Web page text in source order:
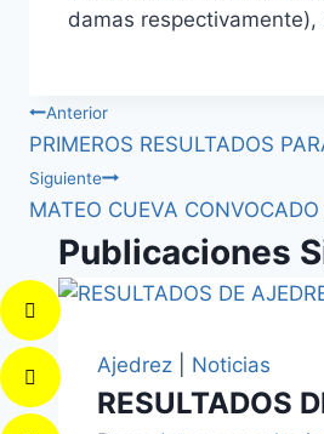
damas respectivamente),
Anterior
PRIMEROS RESULTADOS
Siguiente
MATEO CUEVA
Publicaciones
Ajedrez Noticias
RESULTADOS